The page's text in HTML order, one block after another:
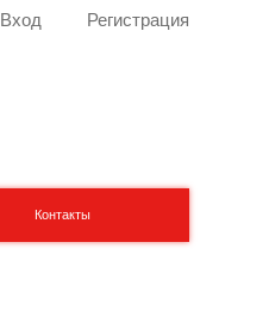
Вход Регистрация
Контакты